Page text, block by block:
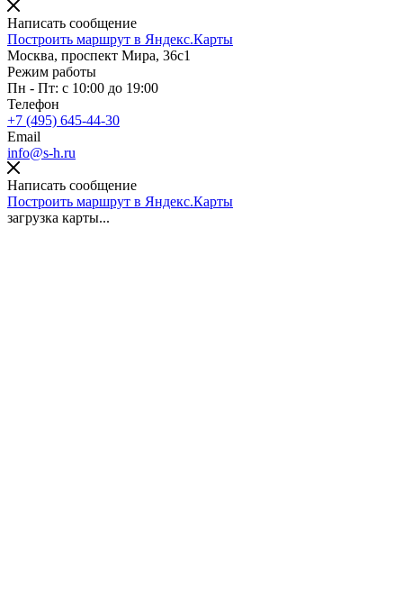
Написать сообщение
Построить маршрут в Яндекс.Карты
Москва, проспект Мира, 36с1
Режим работы
Пн - Пт: с 10:00 до 19:00
Телефон
+7 (495) 645-44-30
Email
info@s-h.ru
Написать сообщение
Построить маршрут в Яндекс.Карты
загрузка карты...